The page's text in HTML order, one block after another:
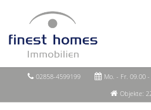
02858-4599199 Mo. - Fr. 09.00
Objekte: